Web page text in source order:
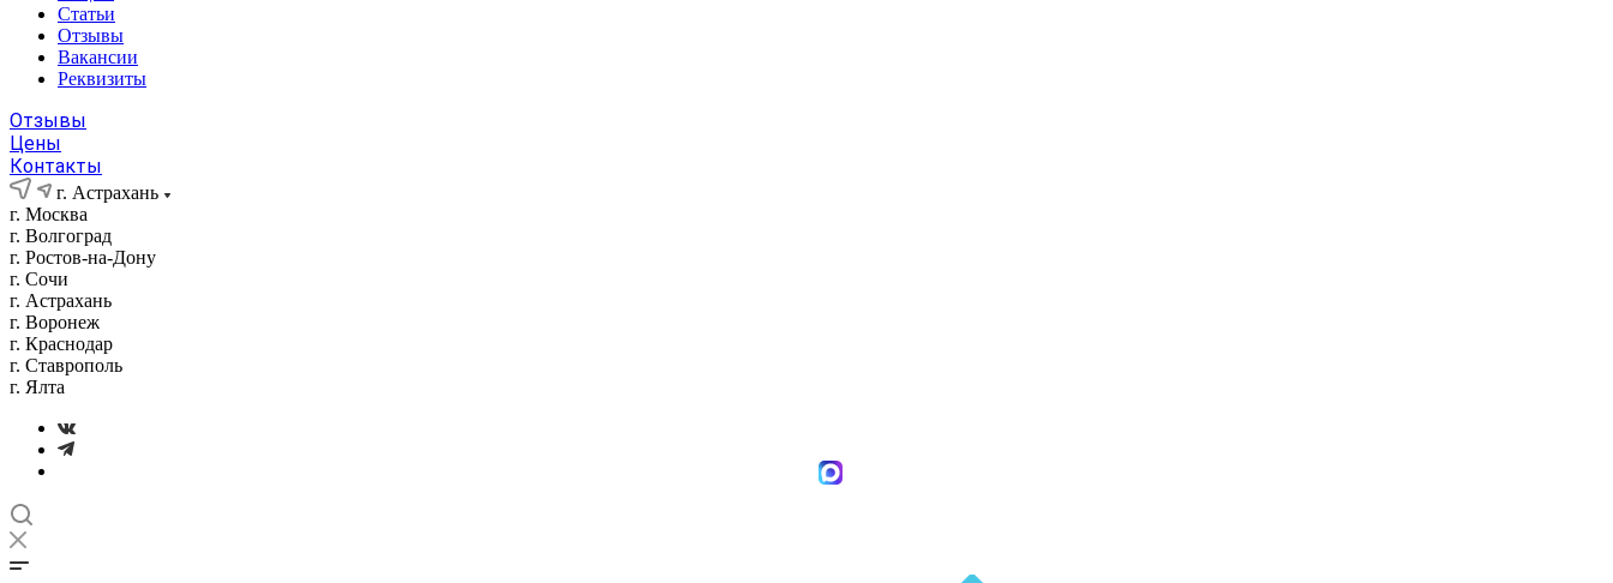
Статьи
Отзывы
Вакансии
Реквизиты
Отзывы
Цены
Контакты
г. Астрахань
г. Москва
г. Волгоград
г. Ростов-на-Дону
г. Сочи
г. Астрахань
г. Воронеж
г. Краснодар
г. Ставрополь
г. Ялта